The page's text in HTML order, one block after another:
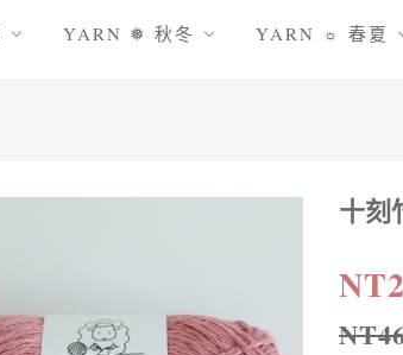
YARN ❅ 秋冬
秋韻纖細美麗諾
防縮耐洗 | 暖暖防縮羊毛
YARN ☼ 春夏
包包線|圓股棉
娃娃線|萌娃娃
娃娃線|雪絨花
十刻